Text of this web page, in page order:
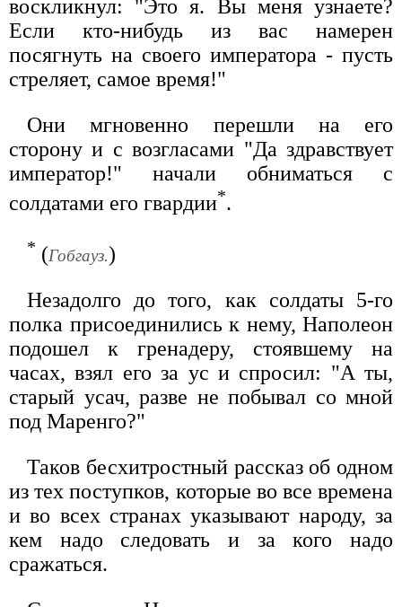
воскликнул: "Это я. Вы меня узнаете?
Если кто-нибудь из вас намерен
посягнуть на своего императора - пусть
стреляет, самое время!"
Они мгновенно перешли на его
сторону и с возгласами "Да здравствует
император!" начали обниматься с
солдатами его гвардии*.
* (Гобгауз.)
Незадолго до того, как солдаты 5-го
полка присоединились к нему, Наполеон
подошел к гренадеру, стоявшему на
часах, взял его за ус и спросил: "А ты,
старый усач, разве не побывал со мной
под Маренго?"
Таков бесхитростный рассказ об одном
из тех поступков, которые во все времена
и во всех странах указывают народу, за
кем надо следовать и за кого надо
сражаться.